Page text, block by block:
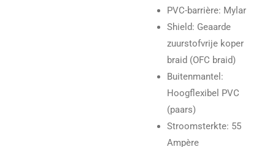
PVC-barrière: Mylar
Shield: Geaarde
zuurstofvrije koper
braid (OFC braid)
Buitenmantel:
Hoogflexibel PVC
(paars)
Stroomsterkte: 55
Ampère